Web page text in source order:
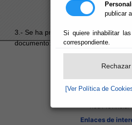
publicar
Si quiere inhabilitar
correspondiente.
[Ver Política de
3.- Se ha producido un error al
documento:
Red Provincial
Intranet
Intranet
Red Provincial
Enlaces de